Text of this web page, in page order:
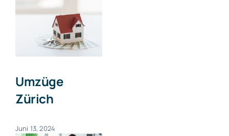
Umzüge
Zürich
Juni 13, 2024